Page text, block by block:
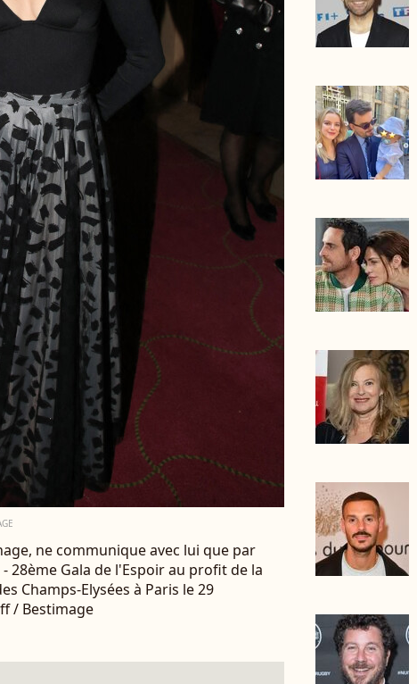
ne communique avec lui que par
28ème Gala de l'Espoir au profit de la
Champs-Elysées à Paris le 29
/ Bestimage